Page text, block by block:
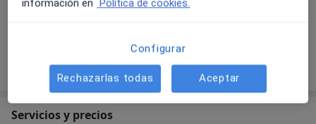
Mostrar más detalles
sobre la experiencia
Servicios y precios
información en Política de cookies.
Configurar
Rechazarlas todas Aceptar